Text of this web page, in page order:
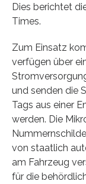
Dies berichtet
Times.
Zum Einsatz
verfügen über
und senden die
Tags aus einer
werden. Die
von staatlich
am Fahrzeug
für die